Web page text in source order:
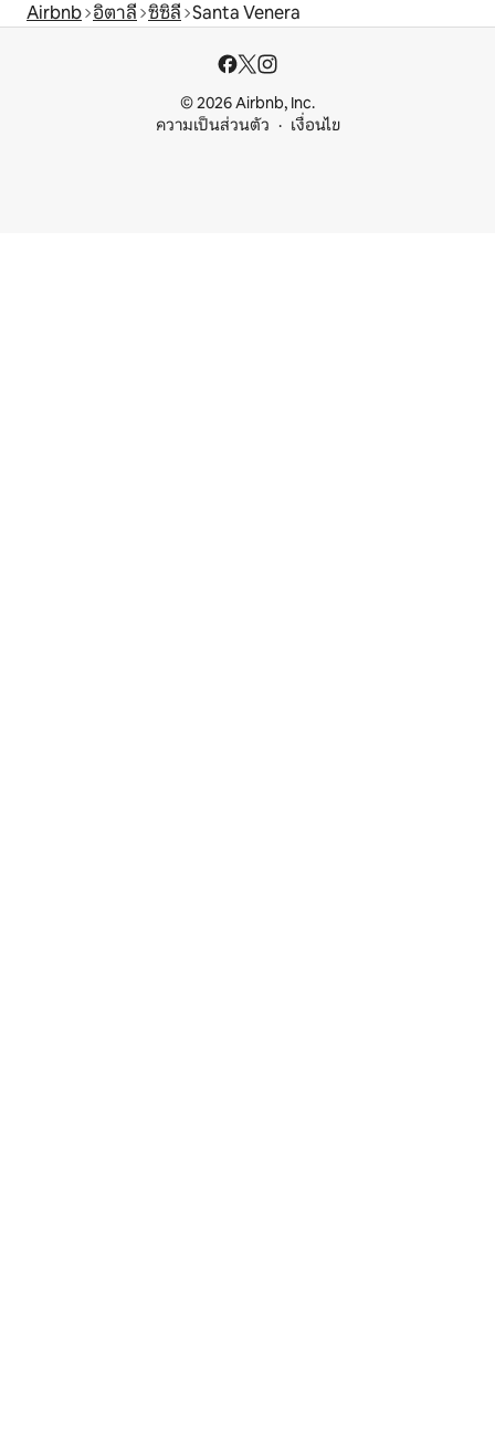
Airbnb อิตาลี ซิซิลี Santa Venera
© 2026 Airbnb, Inc.
ความเป็นส่วนตัว
เงื่อนไข